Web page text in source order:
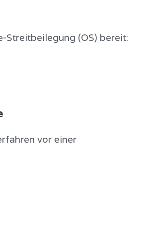
Streitbeilegung (OS) bereit:
vor einer